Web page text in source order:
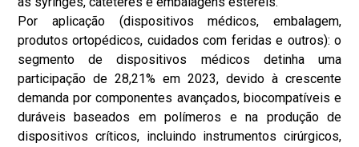
Por aplicação (dispositivos médicos, embalagem,
produtos ortopédicos, cuidados com feridas e outros): o
segmento de dispositivos médicos detinha uma
participação de 28,21% em 2023, devido à crescente
demanda por componentes avançados, biocompatíveis e
duráveis baseados em polímeros e na produção de
dispositivos críticos, incluindo instrumentos cirúrgicos,